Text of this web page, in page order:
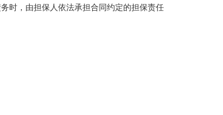
时，由担保人依法承担合同约定的担保责任